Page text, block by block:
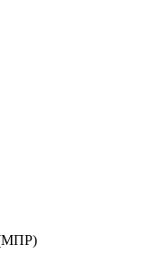
(МПР)